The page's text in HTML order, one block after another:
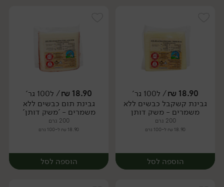
יח׳ יח׳
18.90
₪/ ל100 גר'
גבינת קשקבל כבשים ללא
משמרים - משק דותן
200 גרם
18.90 ₪ ל-100 גרם
הוספה לסל
18.90
₪/ ל100 גר'
גבינת תום כבשים ללא
משמרים - 'משק דותן'
200 גרם
18.90 ₪ ל-100 גרם
הוספה לסל